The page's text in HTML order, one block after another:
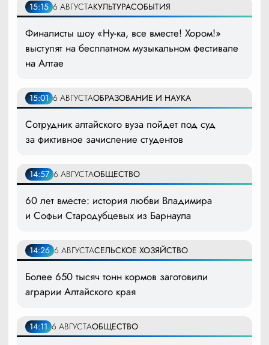
15:15 6 АВГУСТАКУЛЬТУРАСОБЫТИЯ
Финалисты шоу «Ну-ка, все вместе! Хором!»
выступят на бесплатном музыкальном фестивале
на Алтае
15:01 6 АВГУСТАОБРАЗОВАНИЕ И НАУКА
Сотрудник алтайского вуза пойдет под суд
за фиктивное зачисление студентов
14:57 6 АВГУСТАОБЩЕСТВО
60 лет вместе: история любви Владимира
и Софьи Стародубцевых из Барнаула
14:26 6 АВГУСТАСЕЛЬСКОЕ ХОЗЯЙСТВО
Более 650 тысяч тонн кормов заготовили
аграрии Алтайского края
14:11 6 АВГУСТАОБЩЕСТВО